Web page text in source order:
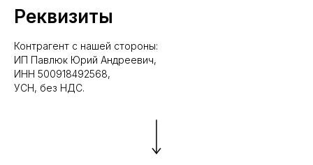
Реквизиты
Контрагент с нашей стороны:
ИП Павлюк Юрий Андреевич,
ИНН 500918492568,
УСН, без НДС.